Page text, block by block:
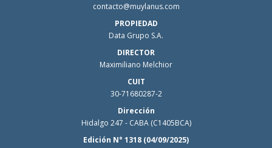
contacto@muylanus.com
PROPIEDAD
Data Grupo S.A.
DIRECTOR
Maximiliano Melchior
CUIT
30-71680287-2
Dirección
Hidalgo 247 - CABA (C1405BCA)
Edición N° 1318 (04/09/2025)